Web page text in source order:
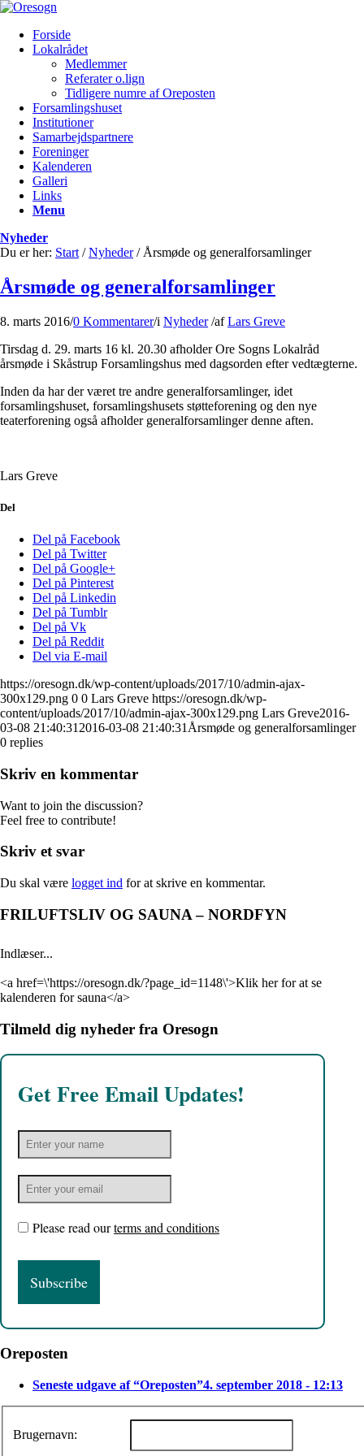
Forside
Lokalrådet
Medlemmer
Referater o.lign
Tidligere numre af Oreposten
Forsamlingshuset
Institutioner
Samarbejdspartnere
Foreninger
Kalenderen
Galleri
Links
Menu
Nyheder
Du er her: Start / Nyheder / Årsmøde og generalforsamlinger
Årsmøde og generalforsamlinger
8. marts 2016/0 Kommentarer/i Nyheder /afLars Greve
Tirsdag d. 29. marts 16 kl. 20.30 afholder Ore Sogns Lokalråd
årsmøde i Skåstrup Forsamlingshus med dagsorden efter vedtægterne.
Inden da har der været tre andre generalforsamlinger, idet
forsamlingshuset, forsamlingshusets støtteforening og den nye
teaterforening også afholder generalforsamlinger denne aften.
Lars Greve
Del
Del på Facebook
Del på Twitter
Del på Google+
Del på Pinterest
Del på Linkedin
Del på Tumblr
Del på Vk
Del på Reddit
Del via E-mail
https://oresogn.dk/wp-content/uploads/2017/10/admin-ajax-
300x129.png 0 0 Lars Greve https://oresogn.dk/wp-
content/uploads/2017/10/admin-ajax-300x129.png Lars Greve2016-
03-08 21:40:31 2016-03-08 21:40:31 Årsmøde og generalforsamlinger
0 replies
Skriv en kommentar
Want to join the discussion?
Feel free to contribute!
Skriv et svar
Du skal være logget ind for at skrive en kommentar.
FRILUFTSLIV OG SAUNA – NORDFYN
Indlæser...
<a href=\'https://oresogn.dk/?page_id=1148\'>Klik her for at se
kalenderen for sauna</a>
Tilmeld dig nyheder fra Oresogn
Get Free Email Updates!
Please read ourterms and conditions
Oreposten
Seneste udgave af “Oreposten”4. september 2018 - 12:13
Brugernavn: